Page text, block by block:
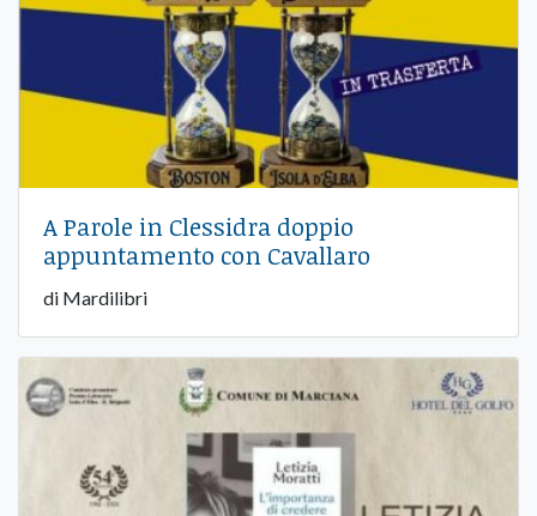
A Parole in Clessidra doppio
appuntamento con Cavallaro
di Mardilibri